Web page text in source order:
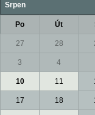
Srpen
Po Út
27 28
3 4
10 11
17 18